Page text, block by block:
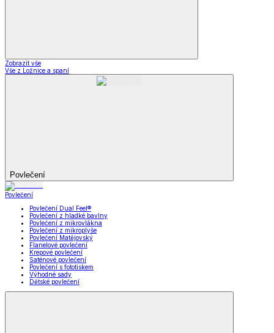
Zobrazit vše
Vše z Ložnice a spaní
Povlečení
Povlečení
Povlečení Dual Feel®
Povlečení z hladké bavlny
Povlečení z mikrovlákna
Povlečení z mikroplyše
Povlečení Matějovský
Flanelové povlečení
Krepové povlečení
Saténové povlečení
Povlečení s fototiskem
Výhodné sady
Dětské povlečení